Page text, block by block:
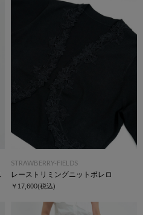
STRAWBERRY-FIELDS
レーストリミングニットボレロ
￥17,600(税込)